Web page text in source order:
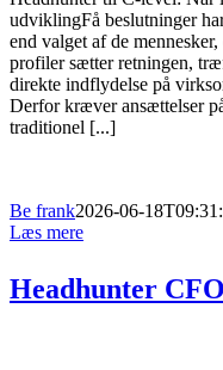
udviklingFå beslutninger
end valget af de
profiler sætter retningen,
direkte indflydelse på
Derfor kræver ansættelser
traditionel [...]
Be frank2026-06-
Læs mere
Headhunter CFO